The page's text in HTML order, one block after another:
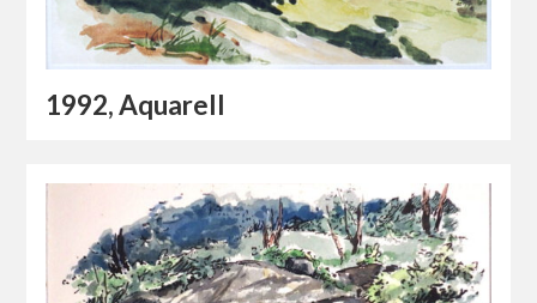
1992, Aquarell